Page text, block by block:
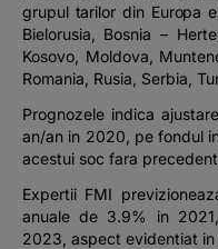
Banking, pe relaxare
grupul tarilor din Europa
Bielorusia, Bosnia –
Kosovo, Moldova,
Romania, Rusia, Serbia,
Prognozele indica
an/an in 2020, pe fondul
acestui soc fara
Expertii FMI
anuale de 3.9% in
2023, aspect evidentiat in